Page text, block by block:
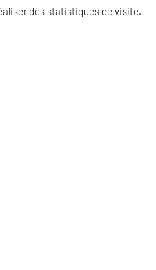
des statistiques de visite.